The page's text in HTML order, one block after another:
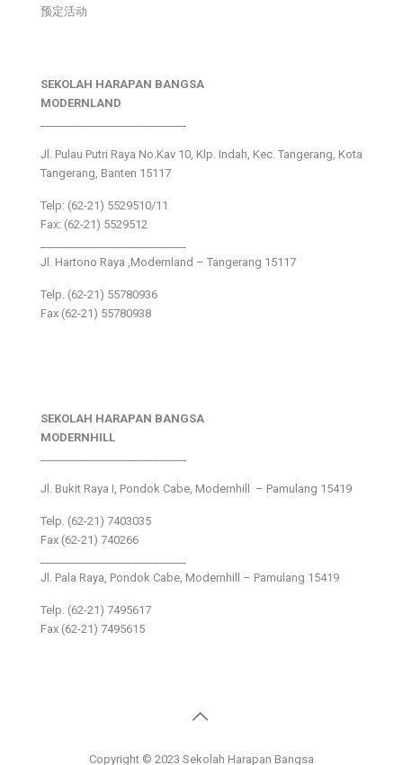
预定活动
SEKOLAH HARAPAN BANGSA
MODERNLAND
Jl. Pulau Putri Raya No.Kav 10, Klp. Indah, Kec. Tangerang, Kota
Tangerang, Banten 15117
Telp: (62-21) 5529510/11
Fax: (62-21) 5529512
Jl. Hartono Raya ,Modernland – Tangerang 15117
Telp. (62-21) 55780936
Fax (62-21) 55780938
SEKOLAH HARAPAN BANGSA
MODERNHILL
Jl. Bukit Raya I, Pondok Cabe, Modernhill – Pamulang 15419
Telp. (62-21) 7403035
Fax (62-21) 740266
Jl. Pala Raya, Pondok Cabe, Modernhill – Pamulang 15419
Telp. (62-21) 7495617
Fax (62-21) 7495615
Copyright © 2023 Sekolah Harapan Bangsa